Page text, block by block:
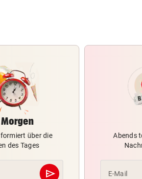
über die
des Tages
send
Abschicken
Abends
E-Mail